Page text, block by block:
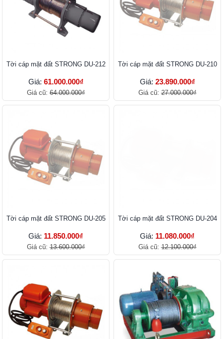
Tời cáp mặt đất STRONG DU-212
Giá: 61.000.000₫
Giá cũ:64.000.000₫
Tời cáp mặt đất STRONG DU-210
Giá: 23.890.000₫
Giá cũ:27.000.000₫
Tời cáp mặt đất STRONG DU-205
Giá: 11.850.000₫
Giá cũ:13.600.000₫
Tời cáp mặt đất STRONG DU-204
Giá: 11.080.000₫
Giá cũ:12.100.000₫